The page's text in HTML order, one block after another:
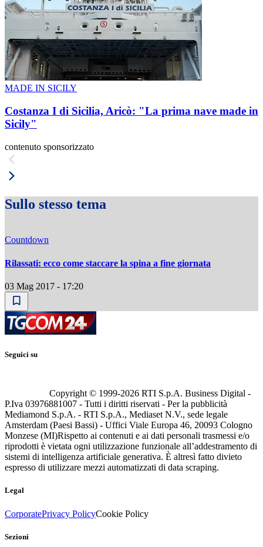
MADE IN SICILY
Costanza I di Sicilia, Aricò: "La prima nave made in
Sicily"
contenuto sponsorizzato
Sullo stesso tema
Countdown
Rilassati: ecco come staccare la spina a fine giornata
03 Mag 2017 - 17:20
Seguici su
Copyright © 1999-2026 RTI S.p.A. Business Digital -
P.Iva 03976881007 - Tutti i diritti riservati - Per la pubblicità
Mediamond S.p.A. - RTI S.p.A., Mediaset N.V., sede legale
Amsterdam (Paesi Bassi) - Uffici Viale Europa 46, 20093 Cologno
Monzese (MI)Rispetto ai contenuti e ai dati personali trasmessi e/o
riprodotti è vietata ogni utilizzazione funzionale all’addestramento di
sistemi di intelligenza artificiale generativa. È altresì fatto divieto
espresso di utilizzare mezzi automatizzati di data scraping.
Legal
CorporatePrivacy PolicyCookie Policy
Sezioni